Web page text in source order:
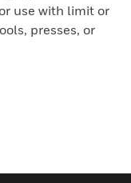
use with limit or
presses, or